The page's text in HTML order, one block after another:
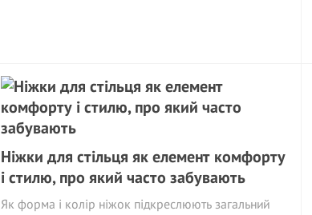
Ніжки для стільця як елемент комфорту
і стилю, про який часто забувають
Як форма і колір ніжок підкреслюють загальний